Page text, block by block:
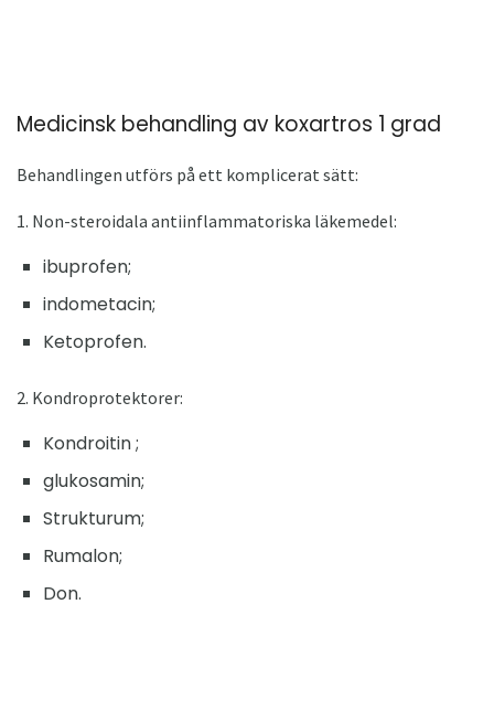
Medicinsk behandling av koxartros 1 grad
Behandlingen utförs på ett komplicerat sätt:
1. Non-steroidala antiinflammatoriska läkemedel:
ibuprofen;
indometacin;
Ketoprofen.
2. Kondroprotektorer:
Kondroitin ;
glukosamin;
Strukturum;
Rumalon;
Don.